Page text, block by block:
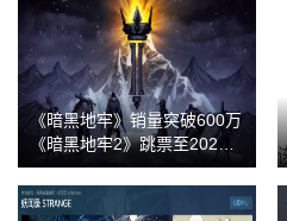
《暗黑地牢》销量突破600万
《暗黑地牢2》跳票至2023年
Q2